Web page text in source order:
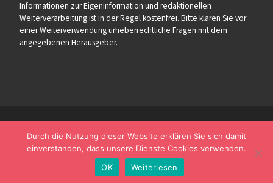
Informationen zur Eigeninformation und redaktionellen
Weiterverarbeitung ist in der Regel kostenfrei. Bitte klären Sie vor
einer Weiterverwendung urheberrechtliche Fragen mit dem
angegebenen Herausgeber.
Durch die Nutzung dieser Website erklären Sie sich damit
einverstanden, dass unsere Dienste Cookies verwenden.
OK
Weiterlesen